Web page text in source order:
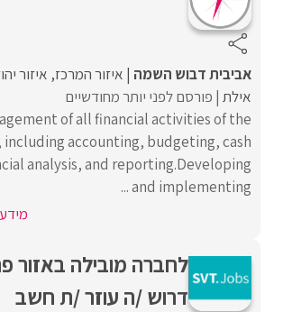
אביבית דבוש השמה איזור המרכז איזור
אילת פורסם לפני יותר מחודשיים
of all financial activities of the
including accounting, budgeting, cash
analysis, and reporting.Developing
and implementing ...
לחברה מובילה באזור
דרוש /ה עוזר /ת חשב